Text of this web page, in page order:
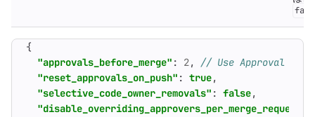
{
"approvals_before_merge" : 2,
"reset_approvals_on_push" : true,
"selective_code_owner_removals" : false,
"disable_overriding_approvers_per_merge_request"